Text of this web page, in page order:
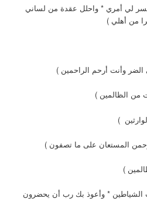
لي أمري * واحلل عقدة من لساني
من أهلي )
وأنت أرحم الراحمين )
من الظالمين )
)
المستعان على ما تصفون )
)
* وأعوذ بك رب أن يحضرون